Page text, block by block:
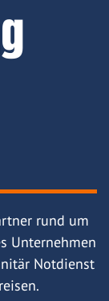
rund um
Unternehmen
Notdienst